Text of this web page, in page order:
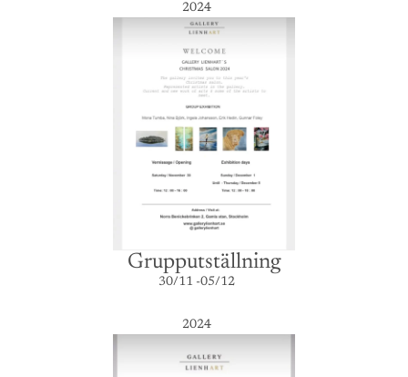
2024
Grupputställning
30/11 -05/12
2024